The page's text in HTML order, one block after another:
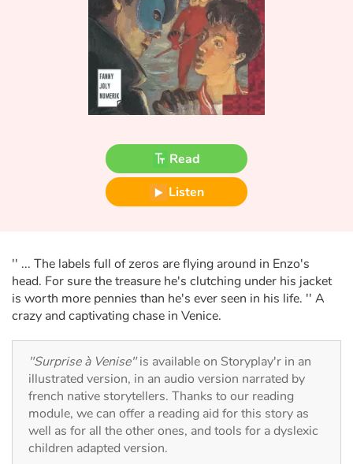
Fable, myth, literature and poetry
Princesses and princes, kings, queens and dragons
Ogres, monsters and witches
Heroines and Heroes
Ecology, nature, seasons
Travel, epic, investigation, adventure
Around the world
Learning
Arts, space, activities
Documentaries
With the family
Read
Listen
'' ... The labels full of zeros are flying around in Enzo's
head. For sure the treasure he's clutching under his jacket
is worth more pennies than he's ever seen in his life. '' A
crazy and captivating chase in Venice.
"Surprise à Venise"is available on Storyplay'r in an
illustrated version, in an audio version narrated by
french native storytellers. Thanks to our reading
module, we can offer a reading aid for this story as
well as for all the other ones, and tools for a dyslexic
children adapted version.